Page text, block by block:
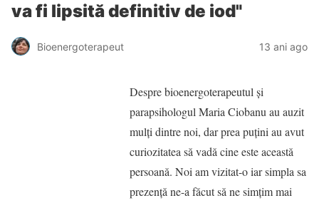
va fi lipsită definitiv de iod"
Bioenergoterapeut 13 ani ago
Despre bioenergoterapeutul şi
parapsihologul Maria Ciobanu au auzit
mulţi dintre noi, dar prea puţini au avut
curiozitatea să vadă cine este această
persoană. Noi am vizitat-o iar simpla sa
prezenţă ne-a făcut să ne simţim mai